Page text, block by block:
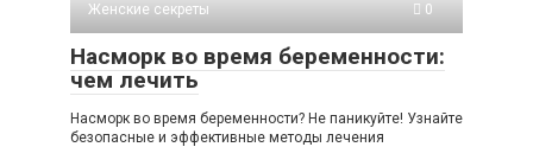
Женские секреты
0
Насморк во время беременности:
чем лечить
Насморк во время беременности? Не паникуйте! Узнайте
безопасные и эффективные методы лечения